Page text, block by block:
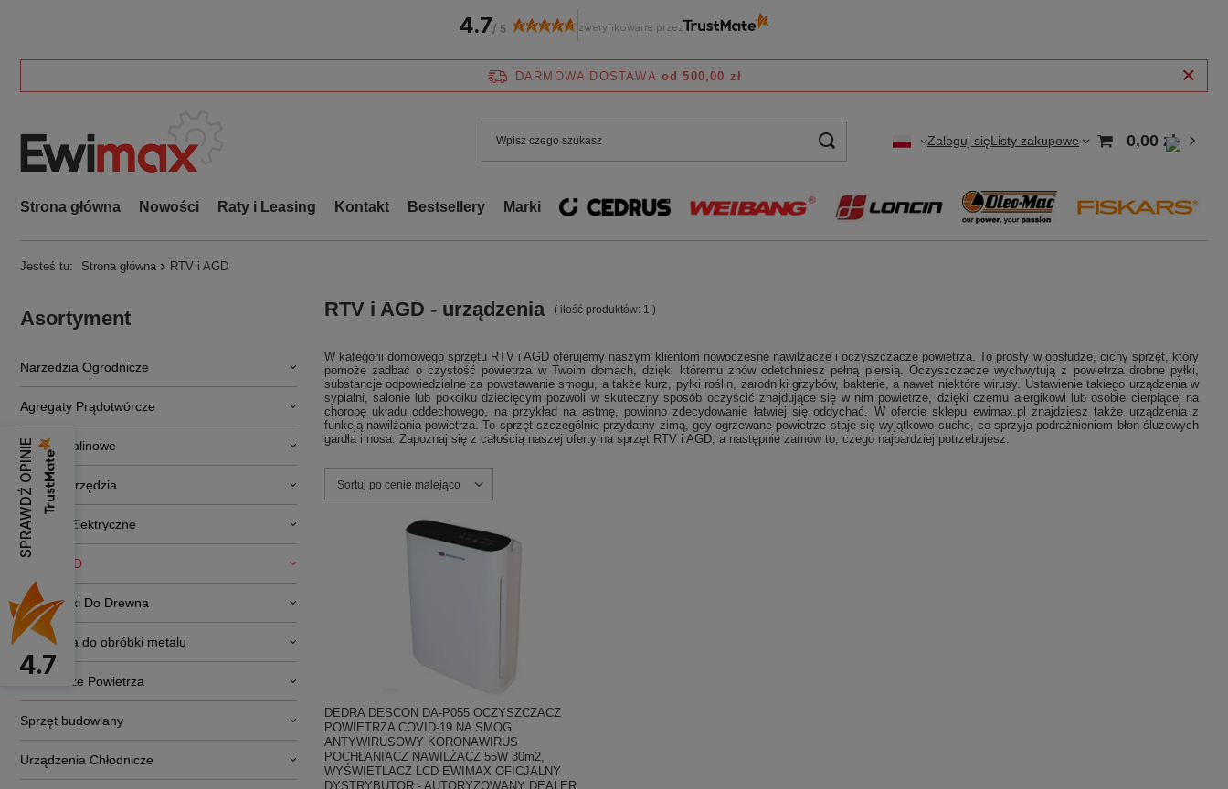
DARMOWA DOSTAWA od 500,00 zł
Zaloguj sięListy zakupowe 0,00 zł
Strona główna Nowości Raty i Leasing Kontakt Bestsellery Marki
Jesteś tu: Strona główna RTV i AGD
Asortyment
Narzedzia Ogrodnicze
Agregaty Prądotwórcze
Silniki Spalinowe
Elektronarzędzia
Pojazdy Elektryczne
RTV i AGD
Obrabiarki Do Drewna
Narzędzia do obróbki metalu
Osuszacze Powietrza
Sprzęt budowlany
Urządzenia Chłodnicze
RTV i AGD - urządzenia ( ilość produktów: 1 )
W kategorii domowego sprzętu RTV i AGD oferujemy naszym klientom nowoczesne nawilżacze i oczyszczacze powietrza. To prosty w obsłudze, cichy sprzęt, który
pomoże zadbać o czystość powietrza w Twoim domach, dzięki któremu znów odetchniesz pełną piersią. Oczyszczacze wychwytują z powietrza drobne pyłki,
substancje odpowiedzialne za powstawanie smogu, a także kurz, pyłki roślin, zarodniki grzybów, bakterie, a nawet niektóre wirusy. Ustawienie takiego urządzenia w
sypialni, salonie lub pokoiku dziecięcym pozwoli w skuteczny sposób oczyścić znajdujące się w nim powietrze, dzięki czemu alergikowi lub osobie cierpiącej na
chorobę układu oddechowego, na przykład na astmę, powinno zdecydowanie łatwiej się oddychać. W ofercie sklepu ewimax.pl znajdziesz także urządzenia z
funkcją nawilżania powietrza. To sprzęt szczególnie przydatny zimą, gdy ogrzewane powietrze staje się wyjątkowo suche, co sprzyja podrażnieniom błon śluzowych
gardła i nosa. Zapoznaj się z całością naszej oferty na sprzęt RTV i AGD, a następnie zamów to, czego najbardziej potrzebujesz.
Zmień sortowanie
Sortuj po cenie malejąco
DEDRA DESCON DA-P055 OCZYSZCZACZ
POWIETRZA COVID-19 NA SMOG
ANTYWIRUSOWY KORONAWIRUS
POCHŁANIACZ NAWILŻACZ 55W 30m2,
WYŚWIETLACZ LCD EWIMAX OFICJALNY
DYSTRYBUTOR - AUTORYZOWANY DEALER
4.7/ 5 zweryfikowane przez
SPRAWDŹ OPINIE
4.7